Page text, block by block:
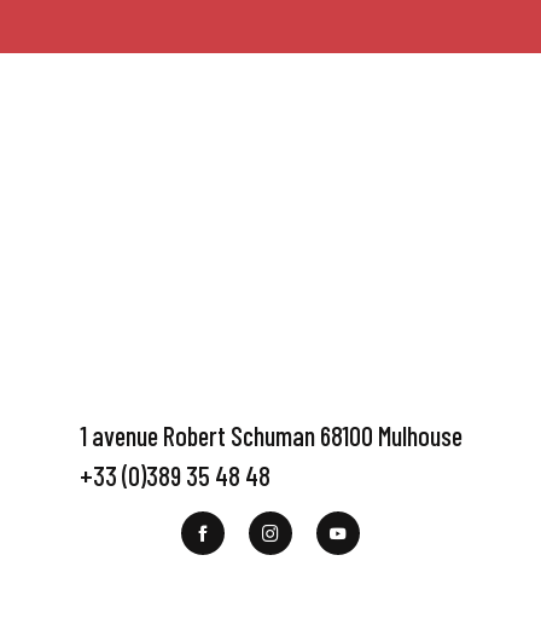
1 avenue Robert Schuman 68100 Mulhouse
+33 (0)389 35 48 48